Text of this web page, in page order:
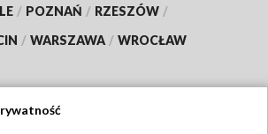
/ POZNAŃ / RZESZÓW /
/ WARSZAWA / WROCŁAW